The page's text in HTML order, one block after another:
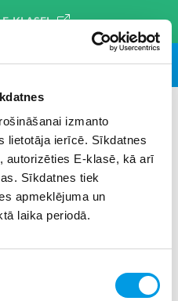
izmanto
lietotāja ierīcē. Sīkdatnes
autorizēties E-klasē, kā arī
Sīkdatnes tiek
apmeklējuma un
laika periodā.
E-KLASEI